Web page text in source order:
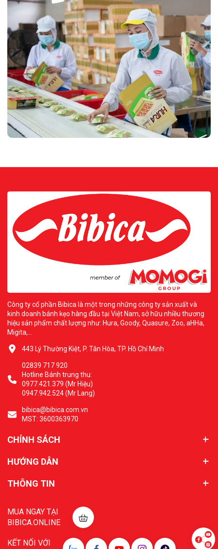
Công ty cổ phần Bibica là một trong những công ty sản xuất và
kinh doanh bánh kẹo hàng đầu tại Việt Nam, sở hữu nhiều thương
hiệu sản phẩm chất lượng như: Hura, Goody, Quasure, Zoo, aHHa,
Migita,...
443 Lý Thường Kiệt, P. Tân Hòa, TP. Hồ Chí Minh
02839 717 920
Hotline Bánh trung thu:
0977.421.379 (Mr Hiệu)
0947.942.524 (Mr Lang)
bibica@bibica.com.vn
MST: 3600363970
CHÍNH SÁCH
HƯỚNG DẪN
THÔNG TIN
MUA NGAY TẠI
BIBICA.ONLINE
KẾT NỐI VỚI